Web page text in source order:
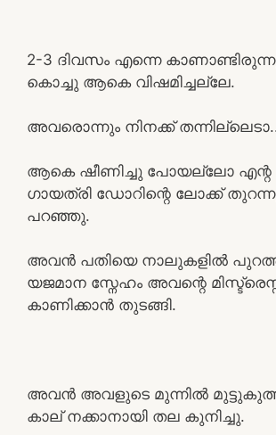
2-3 ദിവസം എന്നെ
കൊച്ചു ആകെ വിഷമിച്ചല്ലേ.
അവരൊന്നും നിനക്ക്
ആകെ ഷീണിച്ചു പോയല്ലോ എന്റ
ഗായത്രി ഡോറിന്റെ ലോക്ക്
പറഞ്ഞു.
അവൻ പതിയെ നാലുകളിൽ
യജമാന സ്നേഹം അവന്റെ
കാണിക്കാൻ തുടങ്ങി.
അവൻ അവളുടെ മുന്നിൽ
കാല് നക്കാനായി തല കുനിച്ചു.